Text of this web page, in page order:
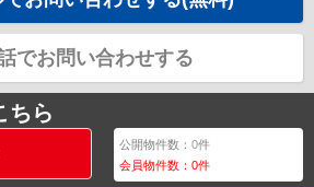
でお問い合わせする
ちら
公開物件数：0件
会員物件数：0件